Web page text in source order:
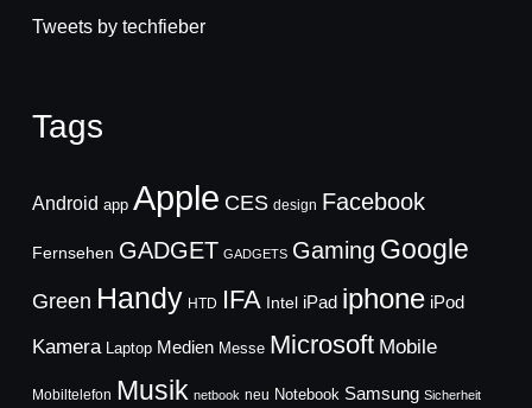
Tweets by techfieber
Tags
Android app Apple CES design Facebook
Fernsehen GADGET GADGETS Gaming Google
Green Handy HTD IFA Intel iPad iphone iPod
Kamera Laptop Medien Messe Microsoft Mobile
Mobiltelefon Musik netbook neu Notebook Samsung Sicherheit